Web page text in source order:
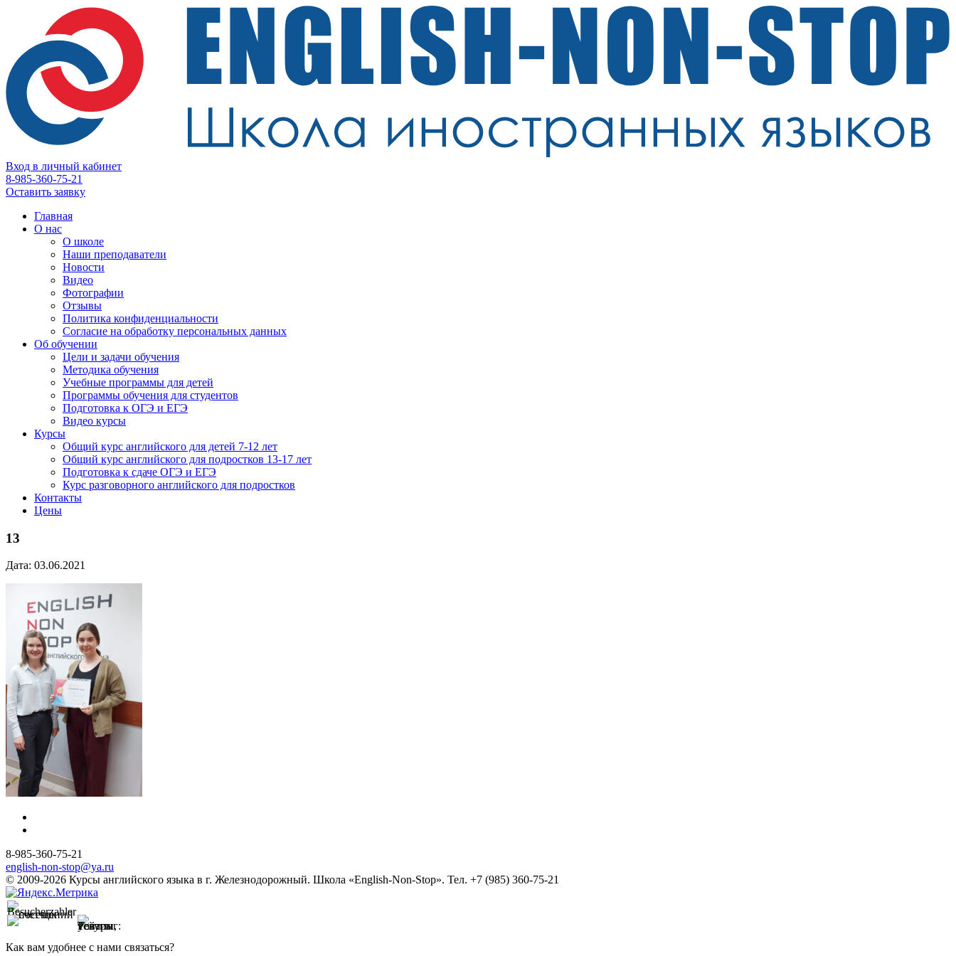
Вход в личный кабинет
8-985-360-75-21
Оставить заявку
Главная
О нас
О школе
Наши преподаватели
Новости
Видео
Фотографии
Отзывы
Политика конфиденциальности
Согласие на обработку персональных данных
Об обучении
Цели и задачи обучения
Методика обучения
Учебные программы для детей
Программы обучения для студентов
Подготовка к ОГЭ и ЕГЭ
Видео курсы
Курсы
Общий курс английского для детей 7-12 лет
Общий курс английского для подростков 13-17 лет
Подготовка к сдаче ОГЭ и ЕГЭ
Курс разговорного английского для подростков
Контакты
Цены
13
Дата: 03.06.2021
8-985-360-75-21
english-non-stop@ya.ru
© 2009-2026 Курсы английского языка в г. Железнодорожный. Школа «English-Non-Stop». Тел. +7 (985) 360-75-21
Как вам удобнее с нами связаться?